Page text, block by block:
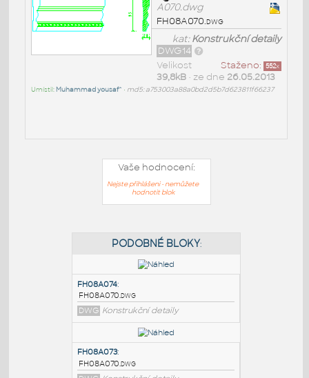
A070.dwg
FH08A070.dwg
kat:Konstrukční detaily
DWG14
Staženo: 552x
Velikost
39,8kB• ze dne 26.05.2013
Umístil: Muhammad yousaf^ • md5: a753003a88a0bd2d5b7d623811f66237
Vaše hodnocení:
Nejste přihlášeni - nemůžete
hodnotit blok
PODOBNÉ BLOKY: